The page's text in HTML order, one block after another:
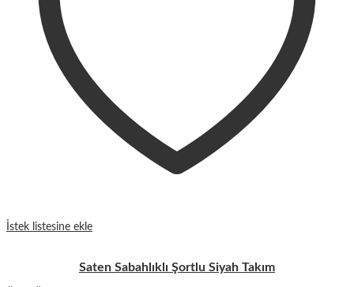
İstek listesine ekle
Saten Sabahlıklı Şortlu Siyah Takım